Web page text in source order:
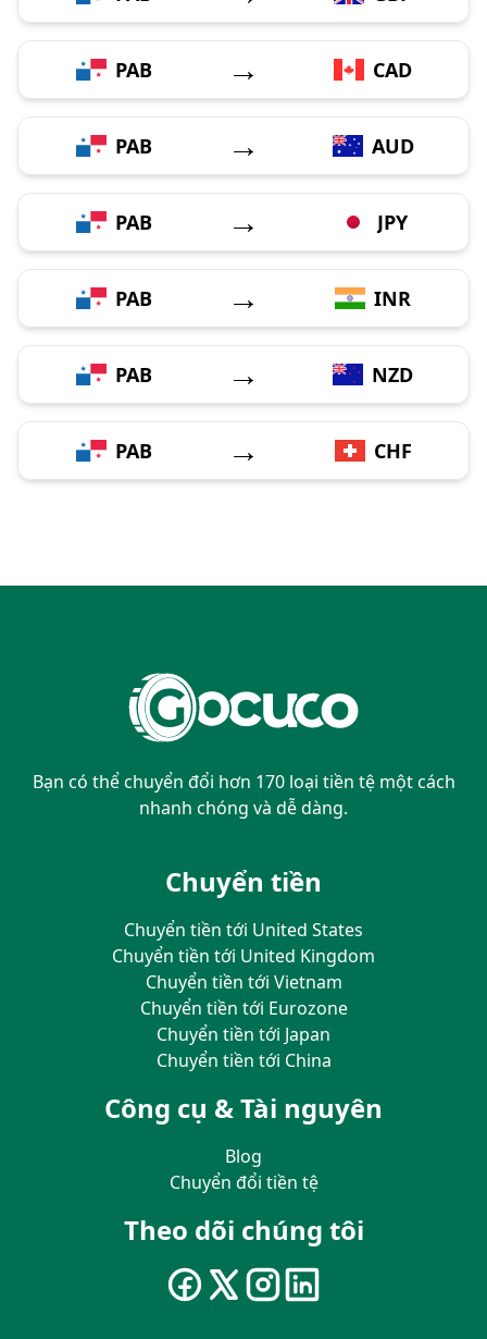
PAB → CAD
PAB → AUD
PAB → JPY
PAB → INR
PAB → NZD
PAB → CHF
Bạn có thể chuyển đổi hơn 170 loại tiền tệ một cách
nhanh chóng và dễ dàng.
Chuyển tiền
Chuyển tiền tới United States
Chuyển tiền tới United Kingdom
Chuyển tiền tới Vietnam
Chuyển tiền tới Eurozone
Chuyển tiền tới Japan
Chuyển tiền tới China
Công cụ & Tài nguyên
Blog
Chuyển đổi tiền tệ
Theo dõi chúng tôi